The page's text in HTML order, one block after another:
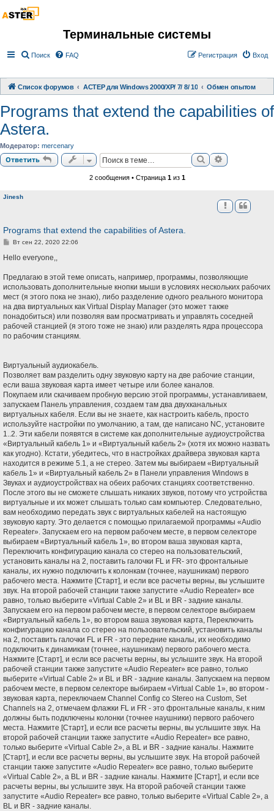
Терминальные системы
Поиск FAQ Вход
Регистрация
Список форумов АСТЕР для Windows 2000/XP/ 7/ 8/ 10 Обмен опытом
Programs that extend the capabilities of
Astera.
Модератор: mercenary
Ответить Поиск
2 сообщения • Страница 1из 1
Jinesh
Programs that extend the capabilities of Astera.
С
о
е
н
е
Вт сен 22, 2020 22:06
Hello everyone,,
Предлагаю в этой теме описать, например, программы, позволяющие
использовать дополнительные кнопки мыши в условиях нескольких рабочих
мест (я этого пока не знаю), либо разделение одного реального монитора
на два виртуальных как Virtual Display Manager (это может также
понадобиться) или позволяя вам просматривать и управлять соседней
рабочей станцией (я этого тоже не знаю) или разделять ядра процессора
по рабочим станциям.
Виртуальный аудиокабель.
Позволяет вам разделить одну звуковую карту на две рабочие станции,
если ваша звуковая карта имеет четыре или более каналов.
Покупаем или скачиваем пробную версию этой программы, устанавливаем,
запускаем Панель управления, создаем там два двухканальных
виртуальных кабеля. Если вы не знаете, как настроить кабель, просто
используйте настройки по умолчанию, а там, где написано NC, установите
1..2. Эти кабели появятся в системе как дополнительные аудиоустройства
«Виртуальный кабель 1» и «Виртуальный кабель 2» (хотя их можно назвать
как угодно). Кстати, убедитесь, что в настройках драйвера звуковая карта
находится в режиме 5.1, а не стерео. Затем мы выбираем «Виртуальный
кабель 1» и «Виртуальный кабель 2» в Панели управления Windows в
Звуках и аудиоустройствах на обеих рабочих станциях соответственно.
После этого вы не сможете слышать никаких звуков, потому что устройства
виртуальные и их может слышать только сам компьютер. Следовательно,
вам необходимо передать звук с виртуальных кабелей на настоящую
звуковую карту. Это делается с помощью прилагаемой программы «Audio
Repeater». Запускаем его на первом рабочем месте, в первом селекторе
выбираем «Виртуальный кабель 1», во втором ваша звуковая карта,
Переключить конфигурацию канала со стерео на пользовательский,
установить каналы на 2, поставить галочки FL и FR- это фронтальные
каналы, их нужно подключить к колонкам (точнее, наушникам) первого
рабочего места. Нажмите [Старт], и если все расчеты верны, вы услышите
звук. На второй рабочей станции также запустите «Audio Repeater» все
равно, только выберите «Virtual Cable 2» и BL и BR - задние каналы.
Запускаем его на первом рабочем месте, в первом селекторе выбираем
«Виртуальный кабель 1», во втором ваша звуковая карта, Переключить
конфигурацию канала со стерео на пользовательский, установить каналы
на 2, поставить галочки FL и FR - это передние каналы, их необходимо
подключить к динамикам (точнее, наушникам) первого рабочего места.
Нажмите [Старт], и если все расчеты верны, вы услышите звук. На второй
рабочей станции также запустите «Audio Repeater» все равно, только
выберите «Virtual Cable 2» и BL и BR - задние каналы. Запускаем на первом
рабочем месте, в первом селекторе выбираем «Virtual Cable 1», во втором -
звуковая карта, переключаем Channel Config со Stereo на Custom, Set
Channels на 2, отмечаем флажки FL и FR - это фронтальные каналы, к ним
должны быть подключены колонки (точнее наушники) первого рабочего
места. Нажмите [Старт], и если все расчеты верны, вы услышите звук. На
второй рабочей станции также запустите «Audio Repeater» все равно,
только выберите «Virtual Cable 2», а BL и BR - задние каналы. Нажмите
[Старт], и если все расчеты верны, вы услышите звук. На второй рабочей
станции также запустите «Audio Repeater» все равно, только выберите
«Virtual Cable 2», а BL и BR - задние каналы. Нажмите [Старт], и если все
расчеты верны, вы услышите звук. На второй рабочей станции также
запустите «Audio Repeater» все равно, только выберите «Virtual Cable 2», а
BL и BR - задние каналы.